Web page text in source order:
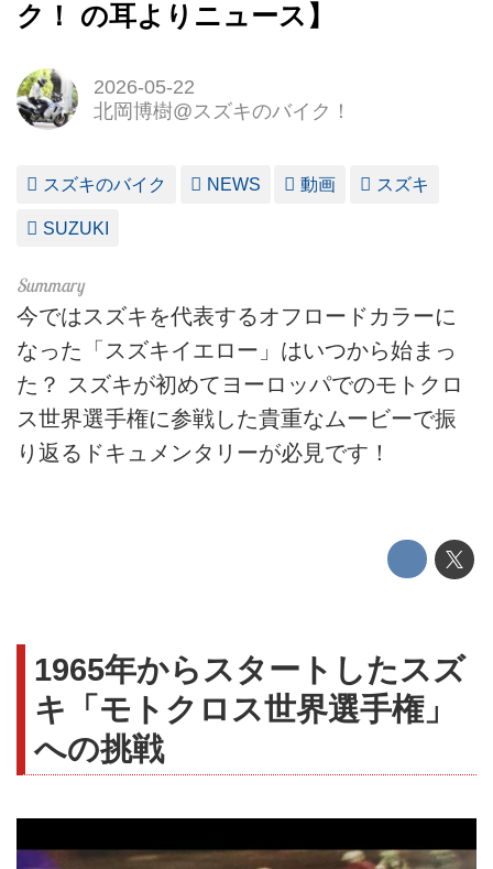
ク！ の耳よりニュース】
2026-05-22
北岡博樹@スズキのバイク！
スズキのバイク NEWS 動画 スズキ
SUZUKI
今ではスズキを代表するオフロードカラーに
なった「スズキイエロー」はいつから始まっ
た？ スズキが初めてヨーロッパでのモトクロ
ス世界選手権に参戦した貴重なムービーで振
り返るドキュメンタリーが必見です！
1965年からスタートしたスズ
キ「モトクロス世界選手権」
への挑戦